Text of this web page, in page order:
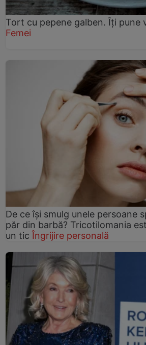
Tort cu pepene galben. Îți pune
Femei
De ce își smulg unele persoane
păr din barbă? Tricotilomania
un tic Îngrijire personală